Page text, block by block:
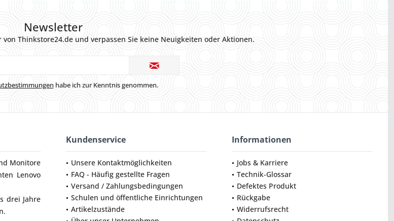
Newsletter
Thinkstore24.de und verpassen Sie keine Neuigkeiten oder Aktionen.
habe ich zur Kenntnis genommen.
Monitore
Lenovo
drei Jahre
Kundenservice
Unsere Kontaktmöglichkeiten
FAQ - Häufig gestellte Fragen
Versand / Zahlungsbedingungen
Schulen und öffentliche Einrichtungen
Artikelzustände
Informationen
Jobs & Karriere
Technik-Glossar
Defektes Produkt
Rückgabe
Widerrufsrecht